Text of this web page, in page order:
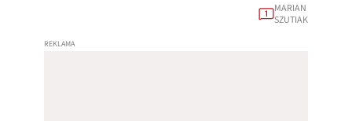
1
MARIAN
SZUTIAK